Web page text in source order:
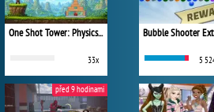
One Shot Tower: Physics Destroyer
33x
před 9 hodinami
Bubble Shooter
5